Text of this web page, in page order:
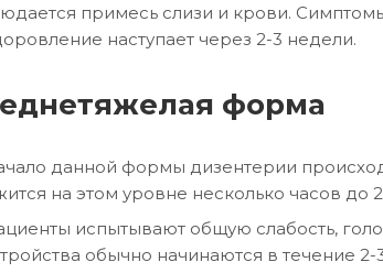
примесь слизи и крови.
наступает через 2-3 недели.
форма
данной формы дизентерии
на этом уровне несколько часов до
испытывают общую слабость,
обычно начинаются в течение